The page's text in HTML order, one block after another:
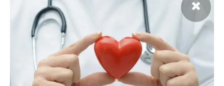
«Районы-кварталы»
путешествуют по городу